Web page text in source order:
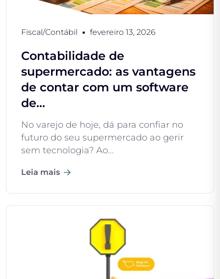
Fiscal/Contábil fevereiro 13, 2026
Contabilidade de
supermercado: as vantagens
de contar com um software
de...
No varejo de hoje, dá para confiar no
futuro do seu supermercado ao gerir
sem tecnologia? Ao...
Leia mais